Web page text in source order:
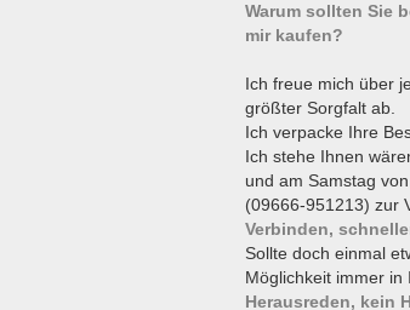
Warum sollten Sie
mir kaufen?
Ich freue mich über
größter Sorgfalt ab.
Ich verpacke Ihre
Ich stehe Ihnen
und am Samstag
(09666-951213) zur
Verbinden,
Sollte doch einmal
Möglichkeit immer
Herausreden, kein